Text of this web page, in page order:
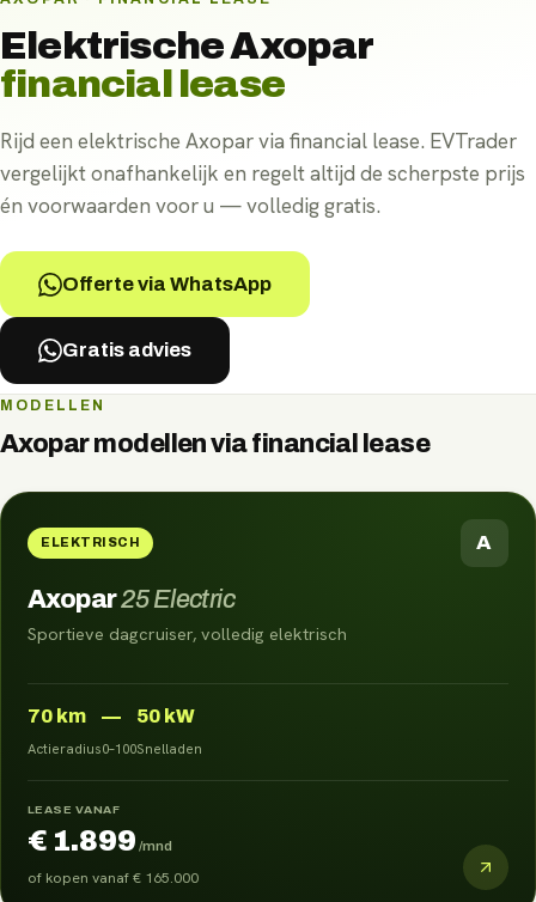
ElektrischeAxopar
financial lease
Rijd een elektrische Axopar via financial lease. EVTrader
vergelijkt onafhankelijk en regelt altijd de scherpste prijs
én voorwaarden voor u — volledig gratis.
Offerte via WhatsApp
Gratis advies
MODELLEN
Axoparmodellen viafinancial lease
ELEKTRISCH A
Axopar25 Electric
Sportieve dagcruiser, volledig elektrisch
70 km
Actieradius
—
0–100
50 kW
Snelladen
LEASE VANAF
€ 1.899 /mnd
of kopen vanaf€ 165.000